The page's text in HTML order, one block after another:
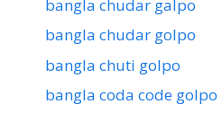
bangla chudar galpo
bangla chudar golpo
bangla chuti golpo
bangla coda code golpo